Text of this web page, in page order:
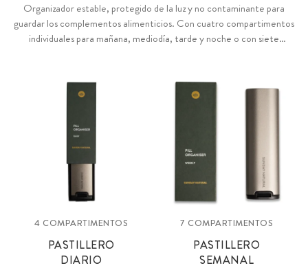
Organizador estable, protegido de la luz y no contaminante para
guardar los complementos alimenticios. Con cuatro compartimentos
individuales para mañana, mediodía, tarde y noche o con siete
vegetal, biodegradable (a partir de almidón).
4 COMPARTIMENTOS
PASTILLERO
DIARIO
7 COMPARTIMENTOS
PASTILLERO
SEMANAL